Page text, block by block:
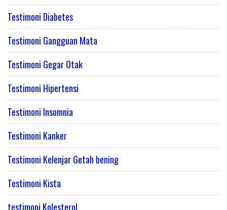
Testimoni Diabetes
Testimoni Gangguan Mata
Testimoni Gegar Otak
Testimoni Hipertensi
Testimoni Insomnia
Testimoni Kanker
Testimoni Kelenjar Getah bening
Testimoni Kista
testimoni Kolesterol